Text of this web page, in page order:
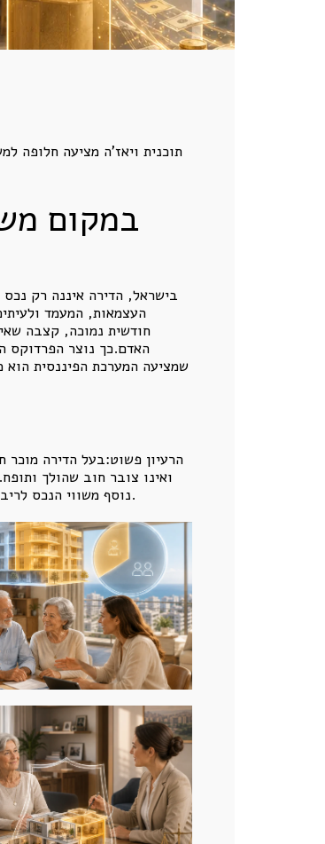
תוכנית ויאז'ה מציעה חלופה
במקום
בישראל, הדירה איננה רק
העצמאות, המעמד
חודשית נמוכה, קצבה
האדם.כך נוצר הפרדוקס
שמציעה המערכת הפיננסית
הרעיון פשוט:בעל הדירה
ואינו צובר חוב שהולך
נוסף משווי הנכס לריבית, מוכרים מראש חלק ידוע, מוגדר ושקוף.במקום להעמיד את מלוא הדירה מול גוף מממן, נשארים בעלים של רוב הזכויות בנכס.